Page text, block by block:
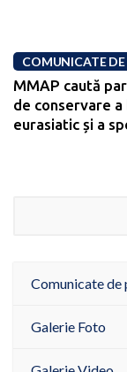
COMUNICATE DE
MMAP caută
de conservare
eurasiatic și a
Comunicate de
Galerie Foto